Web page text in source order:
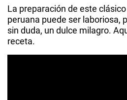
La preparación de este
peruana puede ser laboriosa,
sin duda, un dulce milagro.
receta.